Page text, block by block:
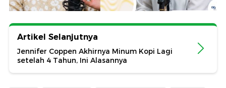
Artikel Selanjutnya
Jennifer Coppen Akhirnya Minum Kopi Lagi
setelah 4 Tahun, Ini Alasannya